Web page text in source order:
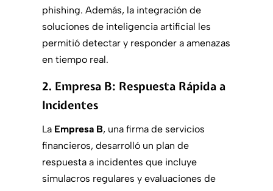
phishing. Además, la integración de
soluciones de inteligencia artificial les
permitió detectar y responder a amenazas
en tiempo real.
2. Empresa B: Respuesta Rápida a
Incidentes
La Empresa B, una firma de servicios
financieros, desarrolló un plan de
respuesta a incidentes que incluye
simulacros regulares y evaluaciones de